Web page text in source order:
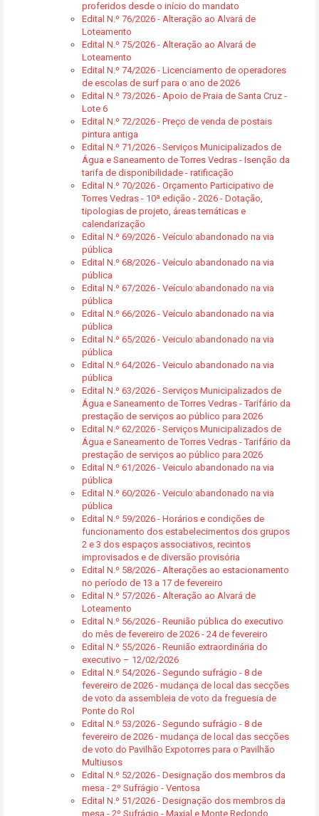
proferidos desde o início do mandato
Edital N.º 76/2026 - Alteração ao Alvará de
Loteamento
Edital N.º 75/2026 - Alteração ao Alvará de
Loteamento
Edital N.º 74/2026 - Licenciamento de operadores
de escolas de surf para o ano de 2026
Edital N.º 73/2026 - Apoio de Praia de Santa Cruz -
Lote 6
Edital N.º 72/2026 - Preço de venda de postais
pintura antiga
Edital N.º 71/2026 - Serviços Municipalizados de
Água e Saneamento de Torres Vedras - Isenção da
tarifa de disponibilidade - ratificação
Edital N.º 70/2026 - Orçamento Participativo de
Torres Vedras - 10ª edição - 2026 - Dotação,
tipologias de projeto, áreas temáticas e
calendarização
Edital N.º 69/2026 - Veículo abandonado na via
pública
Edital N.º 68/2026 - Veículo abandonado na via
pública
Edital N.º 67/2026 - Veículo abandonado na via
pública
Edital N.º 66/2026 - Veículo abandonado na via
pública
Edital N.º 65/2026 - Veiculo abandonado na via
pública
Edital N.º 64/2026 - Veiculo abandonado na via
pública
Edital N.º 63/2026 - Serviços Municipalizados de
Água e Saneamento de Torres Vedras - Tarifário da
prestação de serviços ao público para 2026
Edital N.º 62/2026 - Serviços Municipalizados de
Água e Saneamento de Torres Vedras - Tarifário da
prestação de serviços ao público para 2026
Edital N.º 61/2026 - Veiculo abandonado na via
pública
Edital N.º 60/2026 - Veiculo abandonado na via
pública
Edital N.º 59/2026 - Horários e condições de
funcionamento dos estabelecimentos dos grupos
2 e 3 dos espaços associativos, recintos
improvisados e de diversão provisória
Edital N.º 58/2026 - Alterações ao estacionamento
no período de 13 a 17 de fevereiro
Edital N.º 57/2026 - Alteração ao Alvará de
Loteamento
Edital N.º 56/2026 - Reunião pública do executivo
do mês de fevereiro de 2026 - 24 de fevereiro
Edital N.º 55/2026 - Reunião extraordinária do
executivo – 12/02/2026
Edital N.º 54/2026 - Segundo sufrágio - 8 de
fevereiro de 2026 - mudança de local das secções
de voto da assembleia de voto da freguesia de
Ponte do Rol
Edital N.º 53/2026 - Segundo sufrágio - 8 de
fevereiro de 2026 - mudança de local das secções
de voto do Pavilhão Expotorres para o Pavilhão
Multiusos
Edital N.º 52/2026 - Designação dos membros da
mesa - 2º Sufrágio - Ventosa
Edital N.º 51/2026 - Designação dos membros da
mesa - 2º Sufrágio - Maxial e Monte Redondo